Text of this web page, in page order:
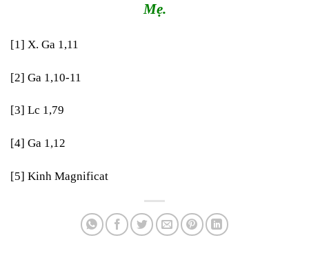
Mẹ.
[1] X. Ga 1,11
[2] Ga 1,10-11
[3] Lc 1,79
[4] Ga 1,12
[5] Kinh Magnificat